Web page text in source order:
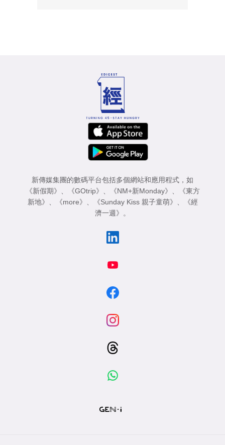
新傳媒集團的數碼平台包括多個網站和應用程式，如
《新假期》
《GOtrip》 《NM+新Monday》
《東方
新地》
《more》 《Sunday Kiss 親子童萌》
《經
濟一週》
。